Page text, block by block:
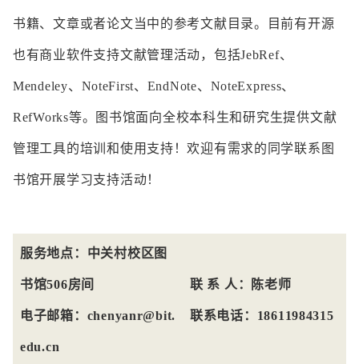
书籍、文章或者论文当中的参考文献目录。目前有开源
也有商业软件支持文献管理活动，包括JebRef、
Mendeley、NoteFirst、EndNote、NoteExpress、
RefWorks等。图书馆面向全校本科生和研究生提供文献
管理工具的培训和使用支持！欢迎有需求的同学联系图
书馆开展学习支持活动！
服务地点：中关村校区图
书馆506房间
电子邮箱：chenyanr@bit.
edu.cn
联 系 人：陈老师
联系电话：18611984315